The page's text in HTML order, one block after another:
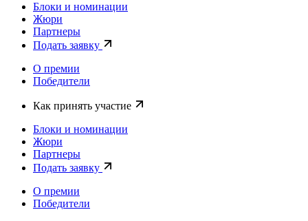
Блоки и номинации
Жюри
Партнеры
Подать заявку
О премии
Победители
Как принять участие
Блоки и номинации
Жюри
Партнеры
Подать заявку
О премии
Победители